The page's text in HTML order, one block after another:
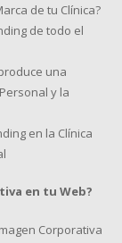
de tu Clínica?
de todo el
una
y la
en la Clínica
en tu Web?
Corporativa